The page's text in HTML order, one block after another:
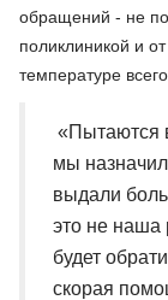
обращений - не по
поликлиникой и
температуре
«Пытаются
мы
выдали
это не наша
будет
скорая